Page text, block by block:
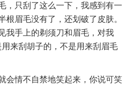
，只刮了这么一下，我感到有一
根眉毛没有了，还划破了皮肤。
我手上的剃须刀和眉毛，对我
来刮胡子的，不是用来刮眉毛
会情不自禁地笑起来，你说可笑